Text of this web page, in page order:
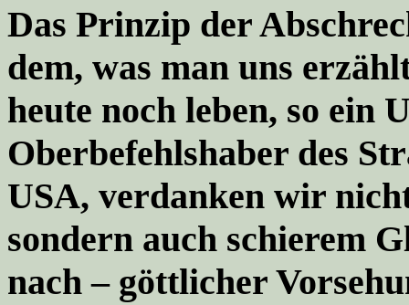
Das Prinzip der
dem, was man uns
heute noch leben, so ein
Oberbefehlshaber des
USA, verdanken wir
sondern auch schierem
nach – göttlicher